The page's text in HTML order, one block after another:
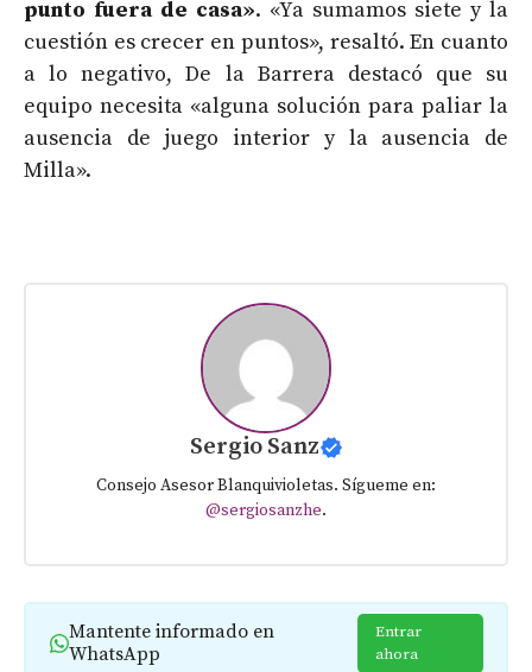
punto fuera de casa». «Ya sumamos siete y la
cuestión es crecer en puntos», resaltó. En cuanto
a lo negativo, De la Barrera destacó que su
equipo necesita «alguna solución para paliar la
ausencia de juego interior y la ausencia de
Milla».
Sergio Sanz
Consejo Asesor Blanquivioletas. Sígueme en:
@sergiosanzhe.
Mantente informado en
WhatsApp
Entrar
ahora